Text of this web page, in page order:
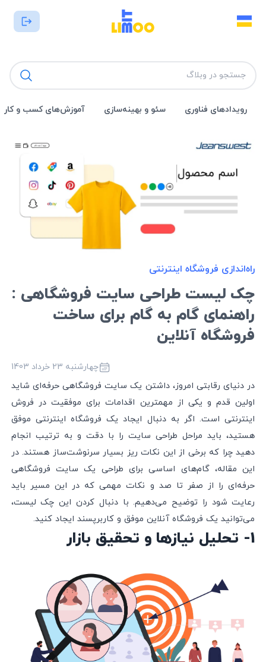
رویداد‌های فناوری سئو و بهینه‌سازی آموزش‌های کسب و کار
راه‌اندازی فروشگاه اینترنتی
چک لیست طراحی سایت فروشگاهی :
راهنمای گام به گام برای ساخت
فروشگاه آنلاین
چهارشنبه 23 خرداد 1403
در دنیای رقابتی امروز، داشتن یک سایت فروشگاهی حرفه‌ای شاید
اولین قدم و یکی از مهمترین اقدامات برای موفقیت در فروش
اینترنتی است. اگر به دنبال ایجاد یک فروشگاه اینترنتی موفق
هستید، باید مراحل طراحی سایت را با دقت و به ترتیب انجام
دهید چرا که برخی از این نکات ریز بسیار سرنوشت‌ساز هستند. در
این مقاله، گام‌های اساسی برای طراحی یک سایت فروشگاهی
حرفه‌ای را از صفر تا صد و نکات مهمی که در این مسیر باید
رعایت شود را توضیح می‌دهیم. با دنبال کردن این چک لیست،
می‌توانید یک فروشگاه آنلاین موفق و کاربرپسند ایجاد کنید.
1- تحلیل نیازها و تحقیق بازار